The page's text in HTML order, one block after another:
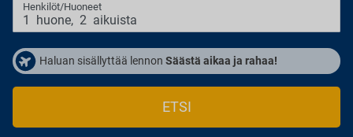
Henkilöt/Huoneet
1 huone, 2 aikuista
Haluan sisällyttää lennon Säästä aikaa ja rahaa!
ETSI